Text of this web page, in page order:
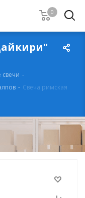
0
свечи -
- Свеча римская